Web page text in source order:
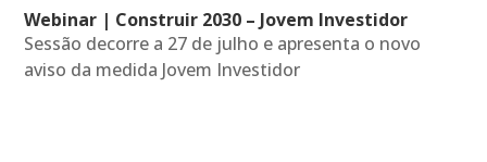
Webinar | Construir 2030 – Jovem Investidor
Sessão decorre a 27 de julho e apresenta o novo
aviso da medida Jovem Investidor